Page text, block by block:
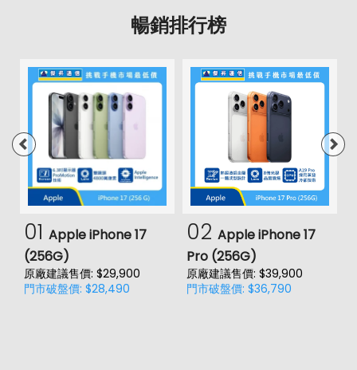
暢銷排行榜
01 Apple iPhone 17
(256G)
原廠建議售價: $29,900
門市破盤價: $28,490
02 Apple iPhone 17
Pro (256G)
原廠建議售價: $39,900
門市破盤價: $36,790